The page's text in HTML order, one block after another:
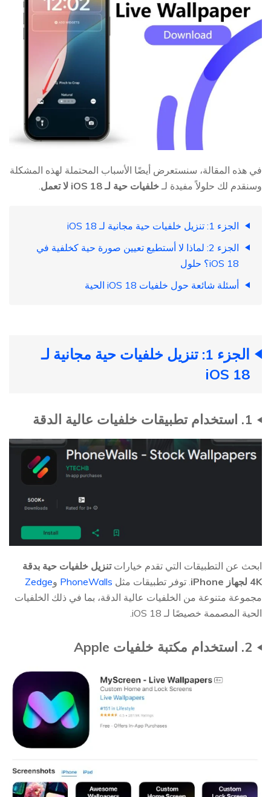
في هذه المقالة، سنستعرض أيضًا الأسباب المحتملة لهذه المشكلة
وسنقدم لك حلولاً مفيدة لـ خلفيات حية لـ iOS 18 لا تعمل
الجزء 1: تنزيل خلفيات حية مجانية لـ iOS 18
الجزء 2: لماذا لا أستطيع تعيين صورة حية كخلفية في
iOS 18؟ حلول
أسئلة شائعة حول خلفيات iOS 18 الحية
الجزء 1: تنزيل خلفيات حية مجانية لـ
iOS 18
1. استخدام تطبيقات خلفيات عالية الدقة
ابحث عن التطبيقات التي تقدم خياراتتنزيل خلفيات حية بدقة
4K لجهاز iPhone
. توفر تطبيقات مثل PhoneWalls وZedge
مجموعة متنوعة من الخلفيات عالية الدقة، بما في ذلك الخلفيات
الحية المصممة خصيصًا لـ iOS 18.
2. استخدام مكتبة خلفيات Apple